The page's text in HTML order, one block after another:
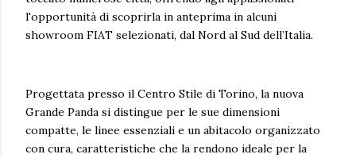
l'opportunità di scoprirla in anteprima in alcuni
showroom FIAT selezionati, dal Nord al Sud dell’Italia.
Progettata presso il Centro Stile di Torino, la nuova
Grande Panda si distingue per le sue dimensioni
compatte, le linee essenziali e un abitacolo organizzato
con cura, caratteristiche che la rendono ideale per la